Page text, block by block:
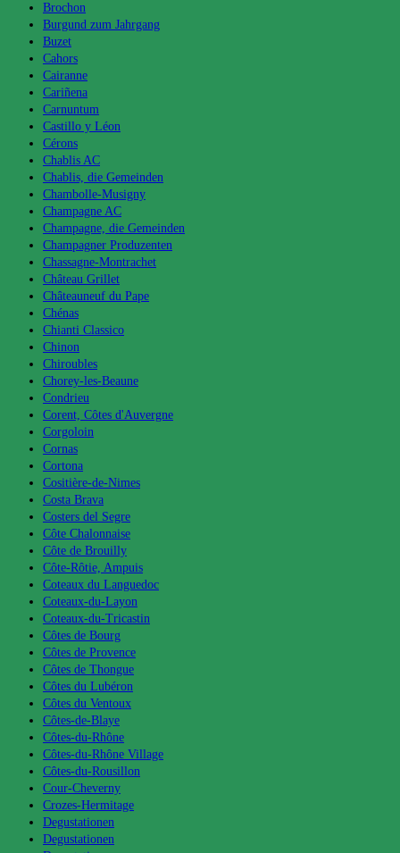
Brochon
Burgund zum Jahrgang
Buzet
Cahors
Cairanne
Cariñena
Carnuntum
Castillo y Léon
Cérons
Chablis AC
Chablis, die Gemeinden
Chambolle-Musigny
Champagne AC
Champagne, die Gemeinden
Champagner Produzenten
Chassagne-Montrachet
Château Grillet
Châteauneuf du Pape
Chénas
Chianti Classico
Chinon
Chiroubles
Chorey-les-Beaune
Condrieu
Corent, Côtes d'Auvergne
Corgoloin
Cornas
Cortona
Cositière-de-Nimes
Costa Brava
Costers del Segre
Côte Chalonnaise
Côte de Brouilly
Côte-Rôtie, Ampuis
Coteaux du Languedoc
Coteaux-du-Layon
Coteaux-du-Tricastin
Côtes de Bourg
Côtes de Provence
Côtes de Thongue
Côtes du Lubéron
Côtes du Ventoux
Côtes-de-Blaye
Côtes-du-Rhône
Côtes-du-Rhône Village
Côtes-du-Rousillon
Cour-Cheverny
Crozes-Hermitage
Degustationen
Degustationen